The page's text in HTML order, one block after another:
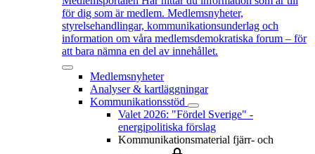
för dig som är medlem. Medlemsnyheter,
styrelsehandlingar, kommunikationsunderlag och
information om våra medlemsdemokratiska forum – för
att bara nämna en del av innehållet.
Medlemsnyheter
Analyser & kartläggningar
Kommunikationsstöd
Valet 2026: "Fördel Sverige" -
energipolitiska förslag
Kommunikationsmaterial fjärr- och